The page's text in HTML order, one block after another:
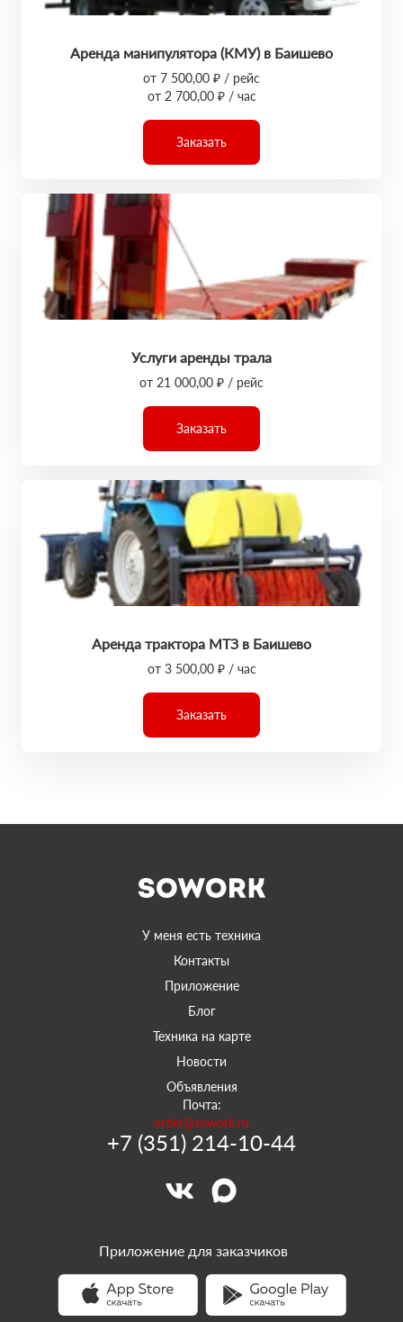
Аренда манипулятора (КМУ) в Баишево
от 7 500,00 ₽ / рейс
от 2 700,00 ₽ / час
Заказать
Услуги аренды трала
от 21 000,00 ₽ / рейс
Заказать
Аренда трактора МТЗ в Баишево
от 3 500,00 ₽ / час
Заказать
У меня есть техника
Контакты
Приложение
Блог
Техника на карте
Новости
Объявления
Почта:
order@sowork.ru
+7 (351) 214-10-44
Приложение для заказчиков